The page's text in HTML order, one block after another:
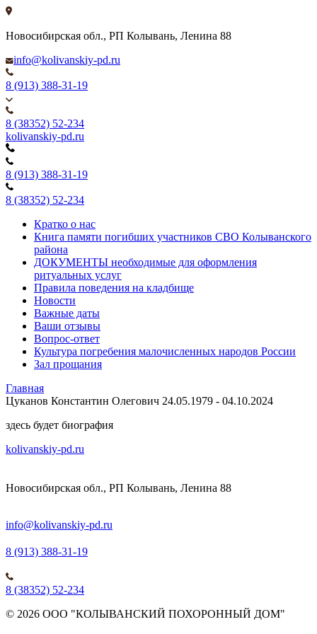
Новосибирская обл., РП Колывань, Ленина 88
info@kolivanskiy-pd.ru
8 (913) 388-31-19
8 (38352) 52-234
kolivanskiy-pd.ru
8 (913) 388-31-19
8 (38352) 52-234
Кратко о нас
Книга памяти погибших участников СВО Колыванского
района
ДОКУМЕНТЫ необходимые для оформления
ритуальных услуг
Правила поведения на кладбище
Новости
Важные даты
Ваши отзывы
Вопрос-ответ
Культура погребения малочисленных народов России
Зал прощания
Главная
Цуканов Константин Олегович 24.05.1979 - 04.10.2024
здесь будет биография
kolivanskiy-pd.ru
Новосибирская обл., РП Колывань, Ленина 88
info@kolivanskiy-pd.ru
8 (913) 388-31-19
8 (38352) 52-234
© 2026 ООО "КОЛЫВАНСКИЙ ПОХОРОННЫЙ ДОМ"